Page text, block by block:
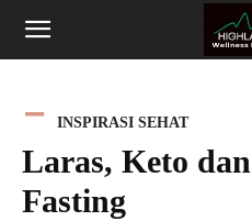
Highland
Resort
INSPIRASI SEHAT
Laras, Keto
Fasting